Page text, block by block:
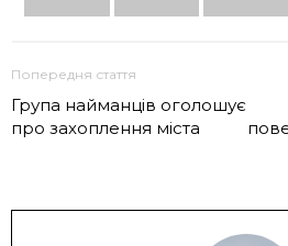
Попередня стаття
Група найманців оголошує
про захоплення міста